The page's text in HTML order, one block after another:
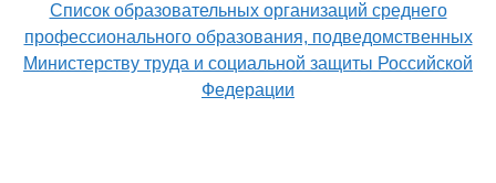
Список образовательных организаций среднего
профессионального образования, подведомственных
Министерству труда и социальной защиты Российской
Федерации